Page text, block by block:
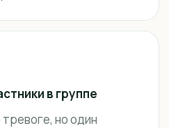
в группе
но один